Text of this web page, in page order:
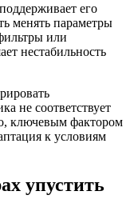
его
менять параметры
или
нестабильность
не соответствует
ключевым фактором
к условиям
упустить